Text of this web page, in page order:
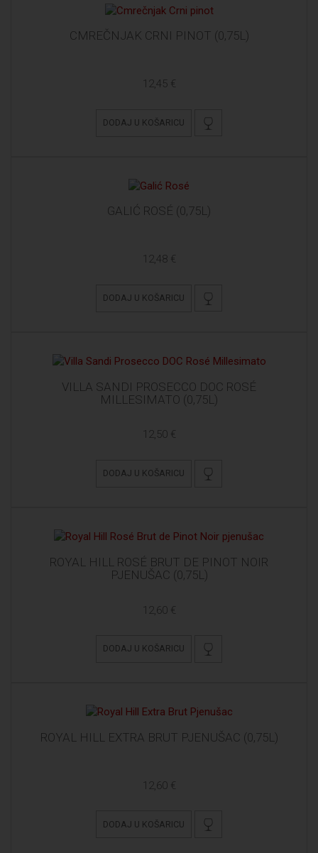
CMREČNJAK CRNI PINOT (0,75L)
12,45 €
DODAJ U KOŠARICU
GALIĆ ROSÉ (0,75L)
12,48 €
DODAJ U KOŠARICU
VILLA SANDI PROSECCO DOC ROSÉ
MILLESIMATO (0,75L)
12,50 €
DODAJ U KOŠARICU
ROYAL HILL ROSÉ BRUT DE PINOT NOIR
PJENUŠAC (0,75L)
12,60 €
DODAJ U KOŠARICU
ROYAL HILL EXTRA BRUT PJENUŠAC (0,75L)
12,60 €
DODAJ U KOŠARICU